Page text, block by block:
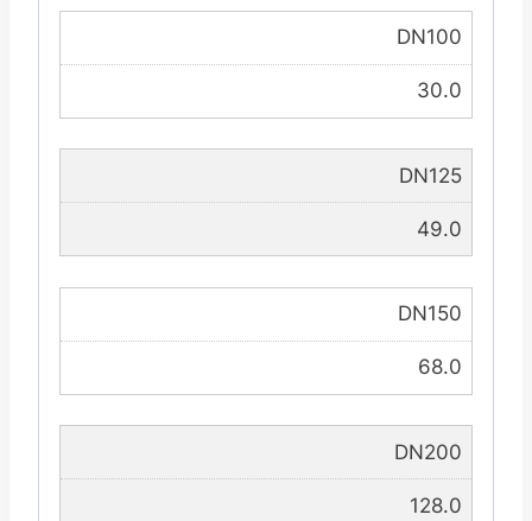
DN100
30.0
DN125
49.0
DN150
68.0
DN200
128.0